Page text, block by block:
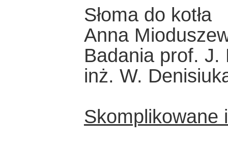
Słoma do kotła
Anna
Badania prof. J.
inż. W.
Skomplikowane